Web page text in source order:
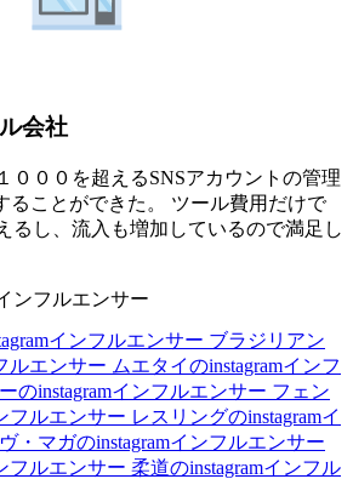
会社
０００を超えるSNSアカウントの管理
ることができた。 ツール費用だけで
るし、流入も増加しているので満足し
ンフルエンサー
インフルエンサー ブラジリアン
ルエンサー ムエタイのinstagramインフ
のinstagramインフルエンサー フェン
フルエンサー レスリングのinstagramイ
・マガのinstagramインフルエンサー
フルエンサー 柔道のinstagramインフル